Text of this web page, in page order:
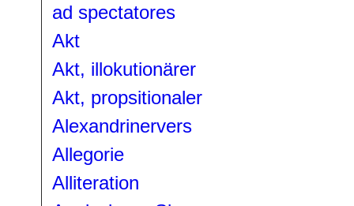
ad spectatores
Akt
Akt, illokutionärer
Akt, propsitionaler
Alexandrinervers
Allegorie
Alliteration